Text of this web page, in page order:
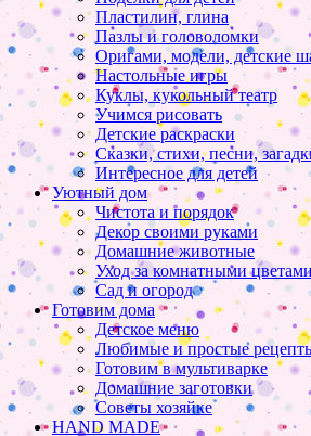
Пластилин, глина
Пазлы и головоломки
Оригами, модели, детские
Настольные игры
Куклы, кукольный театр
Учимся рисовать
Детские раскраски
Сказки, стихи, песни,
Интересное для детей
Уютный дом
Чистота и порядок
Декор своими руками
Домашние животные
Уход за комнатными
Сад и огород
Готовим дома
Детское меню
Любимые и простые
Готовим в мультиварке
Домашние заготовки
Советы хозяйке
HAND MADE